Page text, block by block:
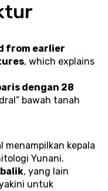
from earlier
, which explains
dengan 28
bawah tanah
Yunani.
untuk